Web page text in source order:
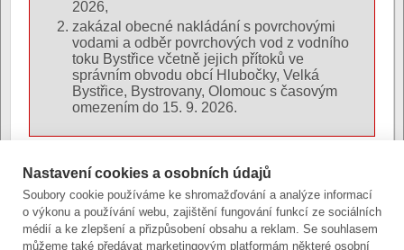
2026,
zakázal obecné nakládání s povrchovými
vodami a odběr povrchových vod z vodního
toku Bystřice včetně jejich přítoků ve
správním obvodu obcí Hlubočky, Velká
Bystřice, Bystrovany, Olomouc s časovým
omezením do 15. 9. 2026.
Autor: Mgr. et Bc. Lenka Jedličková, Ph.D.|Poslední
úprava: 3. července 2026 (pá)
Nastavení cookies a osobních údajů
Soubory cookie používáme ke shromažďování a analýze informací
o výkonu a používání webu, zajištění fungování funkcí ze sociálních
médií a ke zlepšení a přizpůsobení obsahu a reklam. Se souhlasem
můžeme také předávat marketingovým platformám některé osobní